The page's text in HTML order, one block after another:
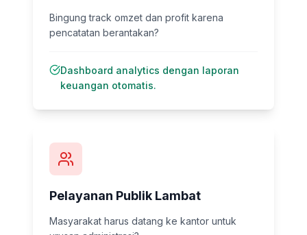
Bingung track omzet dan profit karena
pencatatan berantakan?
Dashboard analytics dengan laporan
keuangan otomatis.
Pelayanan Publik Lambat
Masyarakat harus datang ke kantor untuk